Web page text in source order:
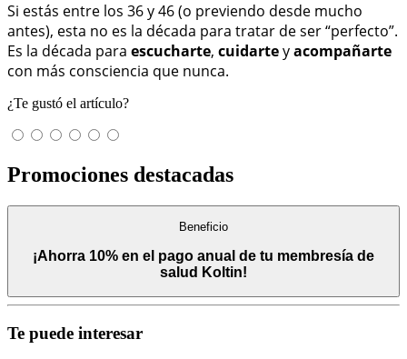
Si estás entre los 36 y 46 (o previendo desde mucho
antes), esta no es la década para tratar de ser “perfecto”.
Es la década para escucharte, cuidarteyacompañarte
con más consciencia que nunca.
¿Te gustó el artículo?
Promociones destacadas
Beneficio
¡Ahorra 10% en el pago anual de tu membresía de
salud Koltin!
Te puede interesar